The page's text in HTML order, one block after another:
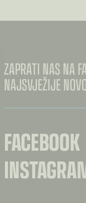
€7.00
ZAPRATI NAS NA
NAJSVJEŽIJE
FACEBOOK